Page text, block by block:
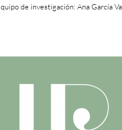
de investigación: Ana García